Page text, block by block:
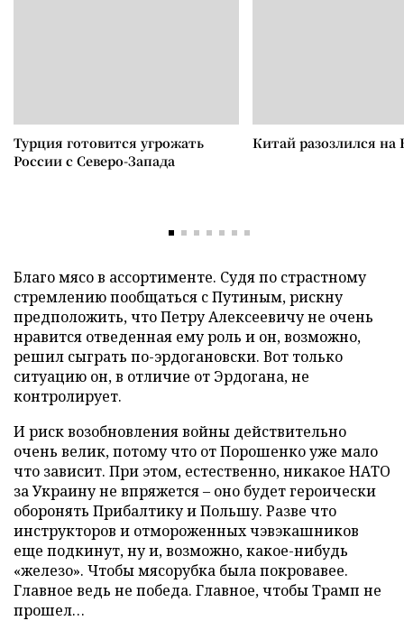
Турция готовится угрожать
России с Северо-Запада
Китай разозлился на
Благо мясо в ассортименте. Судя по страстному
стремлению пообщаться с Путиным, рискну
предположить, что Петру Алексеевичу не очень
нравится отведенная ему роль и он, возможно,
решил сыграть по-эрдогановски. Вот только
ситуацию он, в отличие от Эрдогана, не
контролирует.
И риск возобновления войны действительно
очень велик, потому что от Порошенко уже мало
что зависит. При этом, естественно, никакое НАТО
за Украину не впряжется – оно будет героически
оборонять Прибалтику и Польшу. Разве что
инструкторов и отмороженных чэвэкашников
еще подкинут, ну и, возможно, какое-нибудь
«железо». Чтобы мясорубка была покровавее.
Главное ведь не победа. Главное, чтобы Трамп не
прошел…